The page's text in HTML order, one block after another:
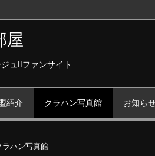
屋
ュIIファンサイト
紹介 クラハン写真館 お知ら
ラハン写真館